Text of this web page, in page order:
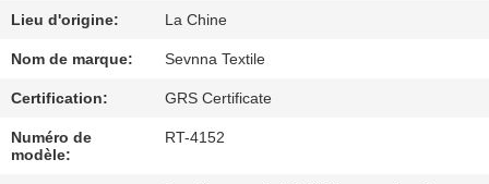
CONTRÔLE
DE
QUALITÉ
Lieu d'origine: La Chine
Nom de marque: Sevnna Textile
Certification: GRS Certificate
Numéro de
modèle:
RT-4152